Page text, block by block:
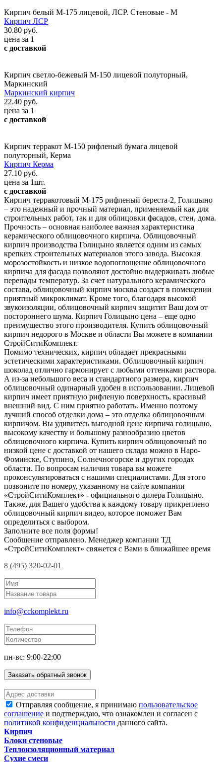
Кирпич белый М-175 лицевой, ЛСР. Стеновые - М
Кирпич ЛСР
30.80 руб.
цена за 1
с доставкой
Кирпич светло-бежевый М-150 лицевой полуторный,
Маркинский
Маркинский кирпич
22.40 руб.
цена за 1
с доставкой
Кирпич терракот М-150 рифленый бумага лицевой
полуторный, Керма
Кирпич Керма
27.10 руб.
цена за 1шт.
с доставкой
Кирпич терракотовый М-175 рифленый береста-2, Голицыно
– это надежный и прочный материал, применяемый как для
строительных работ, так и для облицовки фасадов, стен, дома.
Прочность – основная наиболее важная характеристика
керамического облицовочного кирпича. Облицовочный
кирпич производства Голицыно является одним из самых
крепких строительных материалов этого завода. Высокая
морозостойкость и низкое водопоглощение облицовочного
кирпича для фасада позволяют достойно выдерживать любые
перепады температур. За счет натурального керамического
состава, облицовочный кирпич москва создаст в помещении
приятный микроклимат. Кроме того, благодаря высокой
звукоизоляции, облицовочный кирпич защитит Ваш дом от
постороннего шума. Кирпич Голицыно цена – еще одно
преимущество этого производителя. Купить облицовочный
кирпич недорого в Москве и области Вы можете в компании
СтройСитиКомплект.
Помимо технических, кирпич обладает прекрасными
эстетическими характеристиками. Облицовочный кирпич
шоколад отлично гармонирует с любыми оттенками раствора.
А из-за небольшого веса и стандартного размера, кирпич
облицовочный одинарный удобен в использовании. Лицевой
кирпич имеет приятную рифленую поверхность, красивый
внешний вид. С ним приятно работать. Именно поэтому
лучший способ отделки дома – это отделка облицовочным
кирпичом. Вы удивитесь выгодной цене кирпича голицыно,
высокому качеству и большому разнообразию цветов
облицовочного кирпича. Купить кирпич облицовочный по
низкой цене с доставкой от нашего склада можно в Наро-
Фоминске, Ступино, Солнечногорске и других городах
области. По вопросам наличия товара вы можете
проконсультироваться с нашими специалистами. Для этого
позвоните по номеру, указанному на сайте компании
«СтройСитиКомплект» - официального дилера Голицыно.
Также, для Вашего удобства к каждому товару прикреплено
облицовочный кирпич видео, которое поможет Вам
определиться с выбором.
Заполните все поля формы!
Сообщение отправлено. Менеджер компании ТД
«СтройСитиКомплект» свяжется с Вами в ближайшее время
8 (495) 320-02-01
info@cckomplekt.ru
пн-вс: 9:00-22:00
Заказать обратный звонок
Отправляя сообщение, я принимаю пользовательское
соглашение и подтверждаю, что ознакомлен и согласен с
политикой конфиденциальности данного сайта.
Кирпич
Блоки стеновые
Теплоизоляционный материал
Сухие смеси